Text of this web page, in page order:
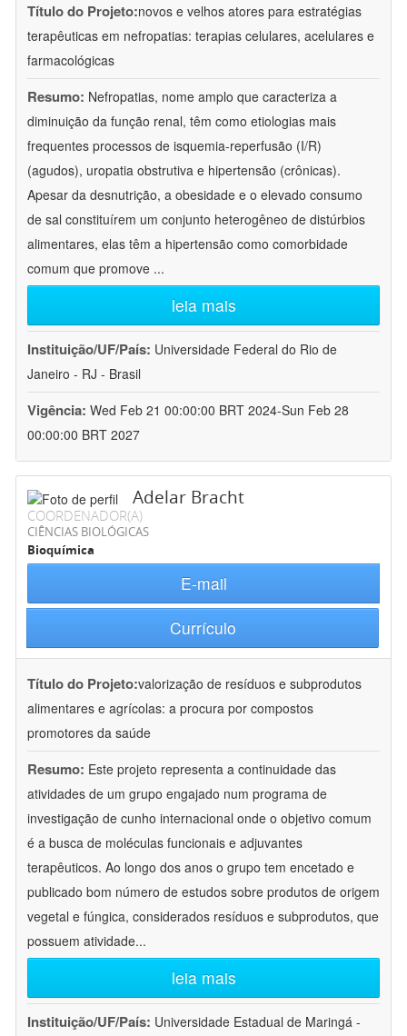
Título do Projeto:novos e velhos atores para estratégias
terapêuticas em nefropatias: terapias celulares, acelulares e
farmacológicas
Resumo: Nefropatias, nome amplo que caracteriza a
diminuição da função renal, têm como etiologias mais
frequentes processos de isquemia-reperfusão (I/R)
(agudos), uropatia obstrutiva e hipertensão (crônicas).
Apesar da desnutrição, a obesidade e o elevado consumo
de sal constituírem um conjunto heterogêneo de distúrbios
alimentares, elas têm a hipertensão como comorbidade
comum que promove ...
leia mais
Instituição/UF/País: Universidade Federal do Rio de
Janeiro - RJ - Brasil
Vigência: Wed Feb 21 00:00:00 BRT 2024-Sun Feb 28
00:00:00 BRT 2027
Adelar Bracht
COORDENADOR(A)
CIÊNCIAS BIOLÓGICAS
Bioquímica
E-mail
Currículo
Título do Projeto:valorização de resíduos e subprodutos
alimentares e agrícolas: a procura por compostos
promotores da saúde
Resumo: Este projeto representa a continuidade das
atividades de um grupo engajado num programa de
investigação de cunho internacional onde o objetivo comum
é a busca de moléculas funcionais e adjuvantes
terapêuticos. Ao longo dos anos o grupo tem encetado e
publicado bom número de estudos sobre produtos de origem
vegetal e fúngica, considerados resíduos e subprodutos, que
possuem atividade...
leia mais
Instituição/UF/País: Universidade Estadual de Maringá -